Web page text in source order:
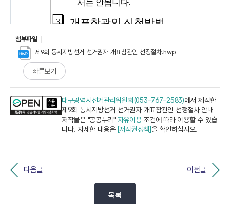
첨부파일
제9회 동시지방선거 선거권자 개표참관인 선정절차.hwp
빠른보기
대구광역시선거관리위원회(053-767-2583)에서 제작한
제9회 동시지방선거 선거권자 개표참관인 선정절차 안내
저작물은 "공공누리" 자유이용조건에 따라 이용할 수 있습
니다. 자세한 내용은 [저작권정책]을 확인하십시오.
다음글 이전글
목록